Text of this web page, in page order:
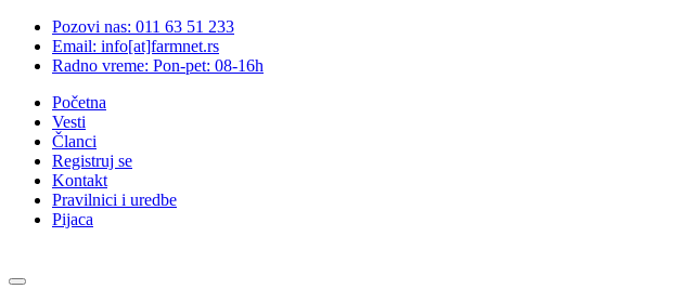
Pozovi nas: 011 63 51 233
Email: info[at]farmnet.rs
Radno vreme: Pon-pet: 08-16h
Početna
Vesti
Članci
Registruj se
Kontakt
Pravilnici i uredbe
Pijaca